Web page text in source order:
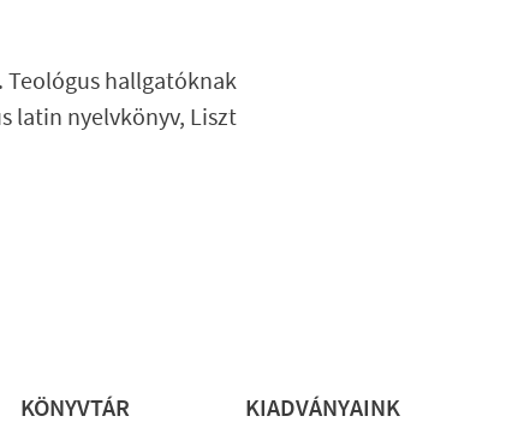
Teológus hallgatóknak
latin nyelvkönyv, Liszt
KÖNYVTÁR KIADVÁNYAINK